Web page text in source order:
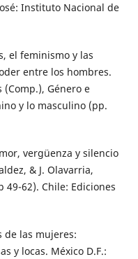
Instituto Nacional de
el feminismo y las
entre los hombres.
(Comp.), Género e
y lo masculino (pp.
vergüenza y silencio
& J. Olavarria,
62). Chile: Ediciones
de las mujeres:
y locas. México D.F.: